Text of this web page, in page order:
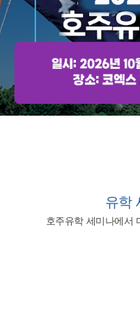
유학
호주유학 세미나에서